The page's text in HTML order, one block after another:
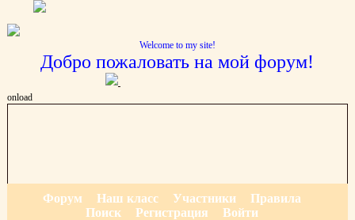
Welcome to my site!
Добро пожаловать на мой форум!
onload
Форум Наш класс Участники
Правила
Поиск
Регистрация Войти